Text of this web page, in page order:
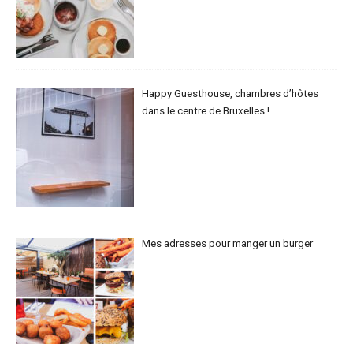
Happy Guesthouse, chambres d’hôtes
dans le centre de Bruxelles !
Mes adresses pour manger un burger